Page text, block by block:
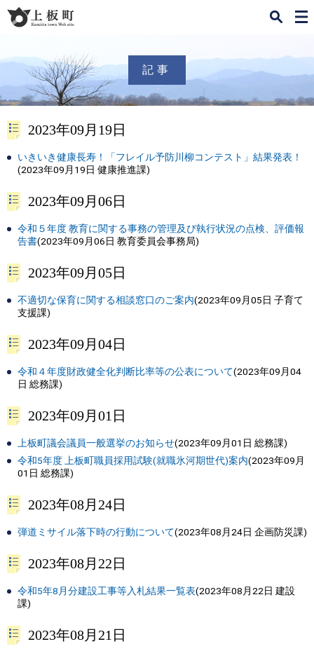
記事
2023年09月19日
いきいき健康長寿！「フレイル予防川柳コンテスト」結果発表！
(2023年09月19日 健康推進課)
2023年09月06日
令和５年度 教育に関する事務の管理及び執行状況の点検、評価報
告書(2023年09月06日 教育委員会事務局)
2023年09月05日
不適切な保育に関する相談窓口のご案内(2023年09月05日 子育て
支援課)
2023年09月04日
令和４年度財政健全化判断比率等の公表について(2023年09月04
日 総務課)
2023年09月01日
上板町議会議員一般選挙のお知らせ(2023年09月01日 総務課)
令和5年度 上板町職員採用試験(就職氷河期世代)案内(2023年09月
01日 総務課)
2023年08月24日
弾道ミサイル落下時の行動について(2023年08月24日 企画防災課)
2023年08月22日
令和5年8月分建設工事等入札結果一覧表(2023年08月22日 建設
課)
2023年08月21日